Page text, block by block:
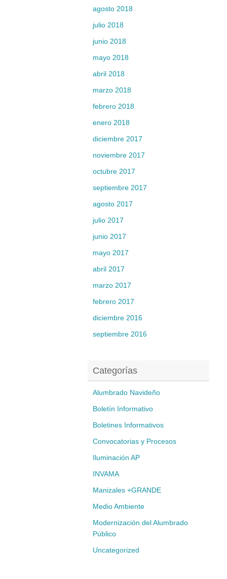
agosto 2018
julio 2018
junio 2018
mayo 2018
abril 2018
marzo 2018
febrero 2018
enero 2018
diciembre 2017
noviembre 2017
octubre 2017
septiembre 2017
agosto 2017
julio 2017
junio 2017
mayo 2017
abril 2017
marzo 2017
febrero 2017
diciembre 2016
septiembre 2016
Categorías
Alumbrado Navideño
Boletín Informativo
Boletines Informativos
Convocatorias y Procesos
Iluminación AP
INVAMA
Manizales +GRANDE
Medio Ambiente
Modernización del Alumbrado
Público
Uncategorized